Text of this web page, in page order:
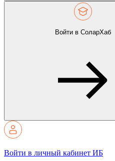
Войти в СоларХаб
Войти в личный кабинет ИБ